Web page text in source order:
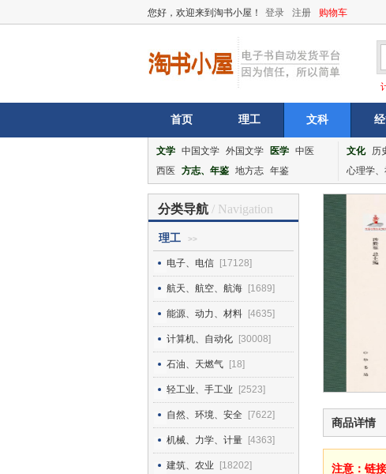
您好，欢迎来到淘书小屋！ 登录 注册 购物车
首页 理工 文科
文学 中国文学 外国文学 医学 中医
西医
方志、年鉴 地方志 年鉴
文化 历
心理学
分类导航 / Navigation
理工 >>
电子、电信 [17128]
航天、航空、航海 [1689]
能源、动力、材料 [4635]
计算机、自动化 [30008]
石油、天燃气 [18]
轻工业、手工业 [2523]
自然、环境、安全 [7622]
机械、力学、计量 [4363]
建筑、农业 [18202]
商品详情
注意：链接